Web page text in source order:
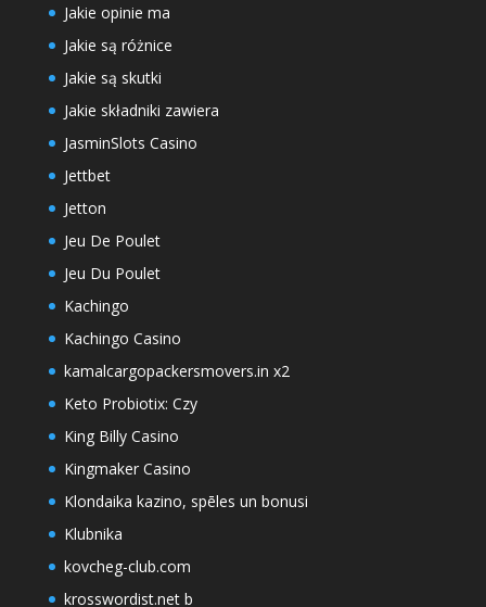
Jakie opinie ma
Jakie są różnice
Jakie są skutki
Jakie składniki zawiera
JasminSlots Casino
Jettbet
Jetton
Jeu De Poulet
Jeu Du Poulet
Kachingo
Kachingo Casino
kamalcargopackersmovers.in x2
Keto Probiotix: Czy
King Billy Casino
Kingmaker Casino
Klondaika kazino, spēles un bonusi
Klubnika
kovcheg-club.com
krosswordist.net b